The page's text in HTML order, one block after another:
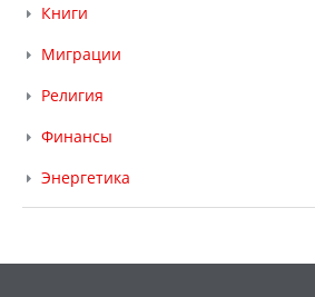
Книги
Миграции
Религия
Финансы
Энергетика